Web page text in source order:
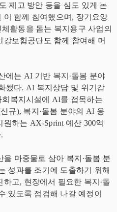
제고 방안 등을 심도 있게 논
이 함께 참여했으며, 장기요양
활동을 돕는 복지용구 사업의
보험공단도 함께 참여해 머
에는 AI 기반 복지·돌봄 분야
됐다. AI 복지상담 및 위기감
복지시설에 AI를 접목하는
규), 복지·돌봄 분야의 AI 응
하는 AX-Sprint 예산 300억
을 마중물로 삼아 복지·돌봄 분
성과를 조기에 도출하기 위해
고, 현장에서 필요한 복지·돌
있도록 점검해 나갈 예정이